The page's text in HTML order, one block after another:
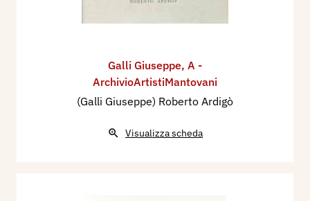
Galli Giuseppe, A -
ArchivioArtistiMantovani
(Galli Giuseppe) Roberto Ardigò
Visualizza scheda